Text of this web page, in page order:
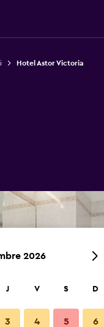
Hotel Astor Victoria
2026
J V S D
3 4 5 6